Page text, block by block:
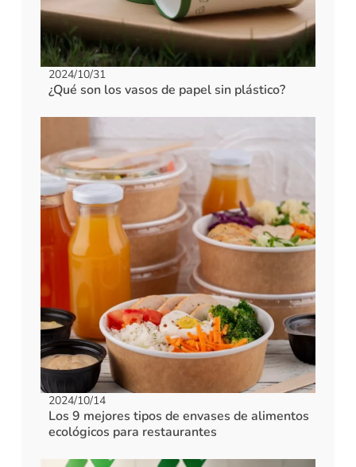
2024/10/31
¿Qué son los vasos de papel sin plástico?
2024/10/14
Los 9 mejores tipos de envases de alimentos
ecológicos para restaurantes